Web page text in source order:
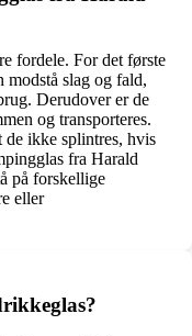
fordele. For det første
modstå slag og fald,
Derudover er de
og transporteres.
de ikke splintres, hvis
fra Harald
på forskellige
eller